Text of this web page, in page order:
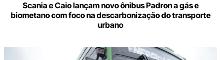
Scania e Caio lançam novo ônibus Padron a gás e
biometano com foco na descarbonização do transporte
urbano